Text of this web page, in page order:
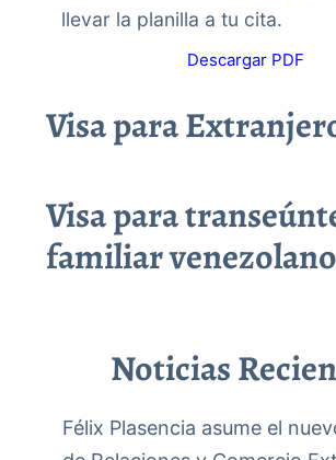
llevar la planilla a tu cita.
Descargar PDF
Visa para
Visa para
familiar venezolano
Noticias
Félix Plasencia asume el